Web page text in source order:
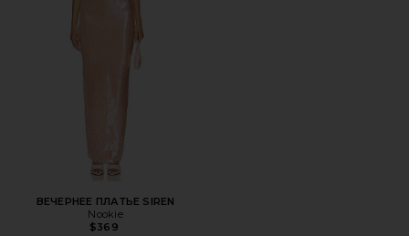
ВЕЧЕРНЕЕ ПЛАТЬЕ SIREN
Nookie
$369